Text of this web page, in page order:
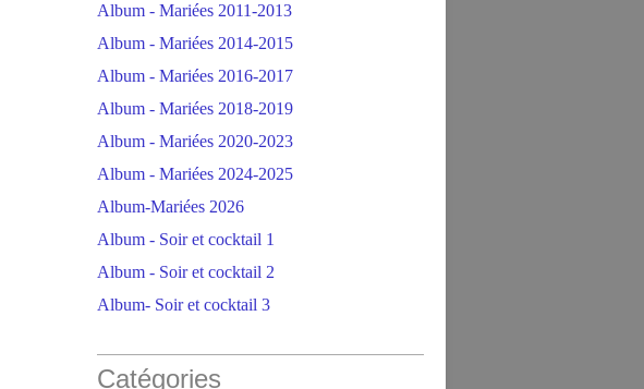
Album - Mariées 2011-2013
Album - Mariées 2014-2015
Album - Mariées 2016-2017
Album - Mariées 2018-2019
Album - Mariées 2020-2023
Album - Mariées 2024-2025
Album-Mariées 2026
Album - Soir et cocktail 1
Album - Soir et cocktail 2
Album- Soir et cocktail 3
Catégories